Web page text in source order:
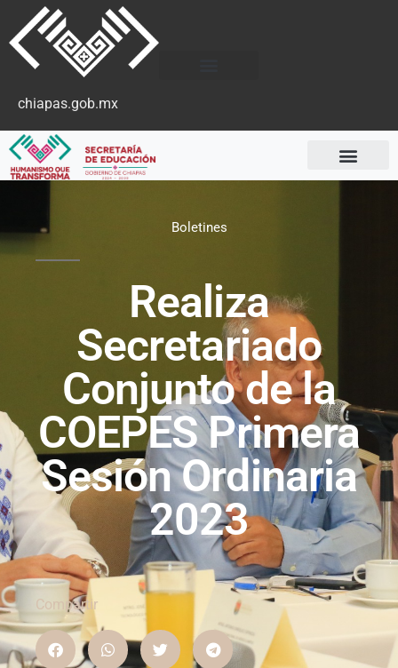
chiapas.gob.mx
Boletines
Realiza
Secretariado
Conjunto de la
COEPES Primera
Sesión Ordinaria
2023
Compartir